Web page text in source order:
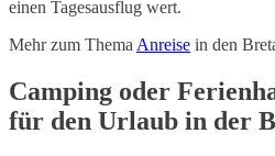
einen Tagesausflug wert.
Mehr zum Thema Anreise in den
Camping oder
für den Urlaub in der